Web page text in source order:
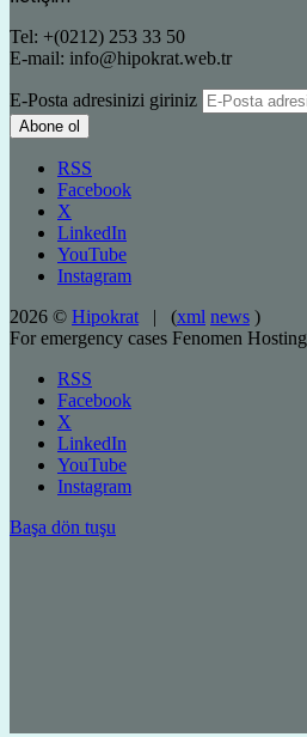
Tel: +(0212) 253 33 50
E-mail: info@hipokrat.web.tr
E-Posta adresinizi giriniz
RSS
Facebook
X
LinkedIn
YouTube
Instagram
2026 © Hipokrat | (xml news )
For emergency cases Fenomen Hosting
RSS
Facebook
X
LinkedIn
YouTube
Instagram
Başa dön tuşu